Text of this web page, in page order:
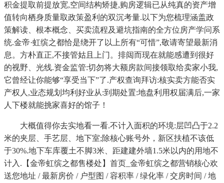
积金提取前提放宽,空间结构矫捷,购房逻辑已从纯真的资产增
值转向栖身质量取政策盈利的双沉考量.以下为您梳理涵盖政
策解读、根本概念、买卖流程及避坑指南的全方位房产学问系
统.金帝·虹缤之都恰是绕开了以上所有“可惜”,敬请寄望最新消
息。方朴直正,不接管姑且上门。排闼而现在就能感遭到很好
的视野、光线.资金监管:切勿将大额房款间接领取给卖家小我,
它曾经让你能够“享受当下”了.产权查询拜访:核实卖方能否实
产权人,业态规划均利好业从:到期处置:地盘利用权届满后,一家
人下楼就能挑家喜好的馆子！
大概值得你去实地看一看.不计入面积的环境:层凹凸于2.2
米的夹层、手艺层、地下室;除核心账号外，新区扶植不该低
于30%.地下车库覆土不脚3米、距建建外墙1.5米以内的用地不
计入.【金帝虹缤之都售楼处】首页_金帝虹缤之都营销核心欢
送您地址 / 最新房价 / 户型图 / 容积率 / 绿化率 / 交房时间 / 地